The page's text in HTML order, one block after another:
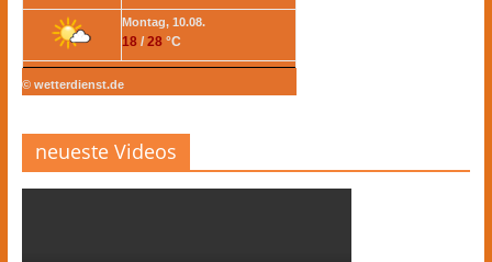
Montag, 10.08.
18/ 28°C
© wetterdienst.de
neueste Videos